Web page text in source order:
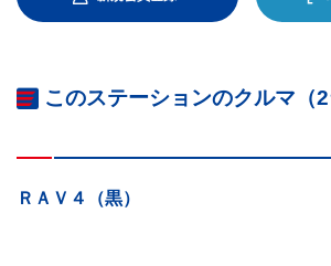
このステーションのクルマ（2
ＲＡＶ４（黒）